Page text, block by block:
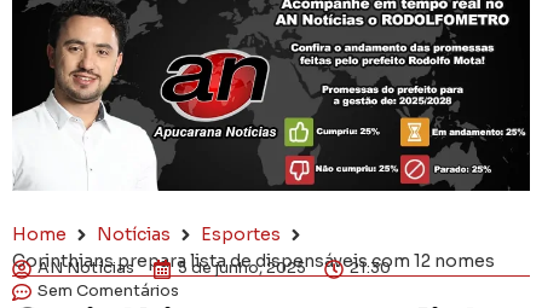
Home Notícias
Esportes
Corinthians prepara lista de dispensáveis com 12 nomes
AN Notícias 5 de junho, 2025
21:30
Sem Comentários